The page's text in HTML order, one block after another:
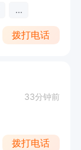
...
拨打电话
33分钟前
拨打电话